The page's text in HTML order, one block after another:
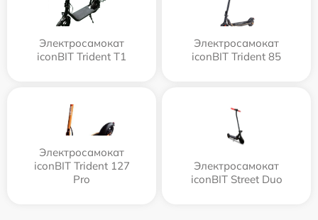
Электросамокат
iconBIT Trident T1
Электросамокат
iconBIT Trident 85
Электросамокат
iconBIT Trident 127
Pro
Электросамокат
iconBIT Street Duo